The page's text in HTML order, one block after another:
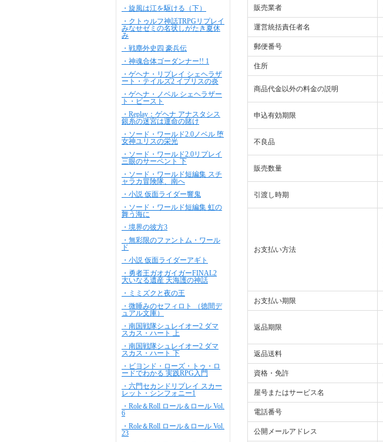
・旋風は江を駆ける（下）
・クトゥルフ神話TRPGリプレイ
みなせゼミの名状しがたき夏休
み
・戦塵外史四 豪兵伝
・神魂合体ゴーダンナー!! 1
・ゲヘナ・リプレイ シェヘラザ
ート・テイルズ2 イブリスの炎
・ゲヘナ・ノベル シェヘラザー
ト・ビースト
・Replay：ゲヘナ アナスタシス
銀糸の迷宮は運命の賭け
・ソード・ワールド2.0ノベル 堕
女神ユリスの栄光
・ソード・ワールド2.0リプレイ
三眼のサーペント 下
・ソード・ワールド短編集 スチ
ャラカ冒険隊、南へ
・小説 仮面ライダー響鬼
・ソード・ワールド短編集 虹の
舞う海に
・境界の彼方3
・無彩限のファントム・ワール
ド
・小説 仮面ライダーアギト
・勇者王ガオガイガーFINAL2
大いなる遺産 天海護の神話
・ミミズクと夜の王
・微睡みのセフィロト （徳間デ
ュアル文庫）
・南国戦隊シュレイオー2 ダマ
スカス・ハート 上
・南国戦隊シュレイオー2 ダマ
スカス・ハート 下
・ビヨンド・ローズ・トゥ・ロ
ードでわかる 実践RPG入門
・六門セカンドリプレイ スカー
レット・シンフォニー1
・Role＆Roll ロール＆ロール Vol.
6
・Role＆Roll ロール＆ロール Vol.
23
販売業者
運営統括責任者名
郵便番号
住所
商品代金以外の料金の説明
申込有効期限
不良品
販売数量
引渡し時期
お支払い方法
お支払い期限
返品期限
返品送料
資格・免許
屋号またはサービス名
電話番号
公開メールアドレス